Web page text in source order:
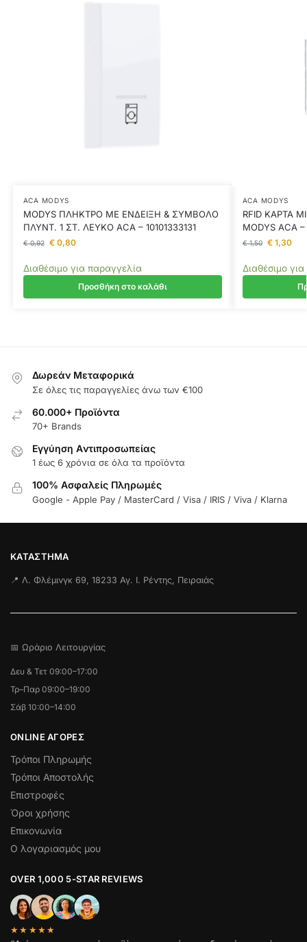
ACA MODYS
MODYS ΠΛΗΚΤΡΟ ΜΕ ΕΝΔΕΙΞΗ & ΣΥΜΒΟΛΟ
ΠΛΥΝΤ. 1 ΣΤ. ΛΕΥΚΟ ACA – 10101333131
€0,92 €0,80
Διαθέσιμο για παραγγελία
Προσθήκη στο καλάθι
ACA MODYS
RFID ΚΑΡΤΑ
MODYS ACA –
€1,50 €1,30
Διαθέσιμο
Δωρεάν Μεταφορικά
Σε όλες τις παραγγελίες άνω των €100
60.000+ Προϊόντα
70+ Brands
Εγγύηση Aντιπροσωπείας
1 έως 6 χρόνια σε όλα τα προϊόντα
100% Ασφαλείς Πληρωμές
Google - Apple Pay / MasterCard / Visa / IRIS / Viva / Klarna
ΚΑΤΆΣΤΗΜΑ
📍 Λ. Φλέμινγκ 69, 18233 Αγ. Ι. Ρέντης, Πειραιάς
📅 Ωράριο Λειτουργίας
Δευ & Τετ 09:00–17:00
Τρ–Παρ 09:00–19:00
Σάβ 10:00–14:00
ONLINE ΑΓΟΡΕΣ
Τρόποι Πληρωμής
Τρόποι Αποστολής
Επιστροφές
Όροι χρήσης
Επικονωνία
Ο λογαριασμός μου
OVER 1,000 5-STAR REVIEWS
★★★★★